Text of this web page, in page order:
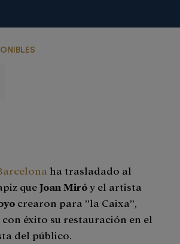
ha trasladado al
queJoan Miróy el artista
crearon para ”la Caixa”,
éxito su restauración en el
del público.